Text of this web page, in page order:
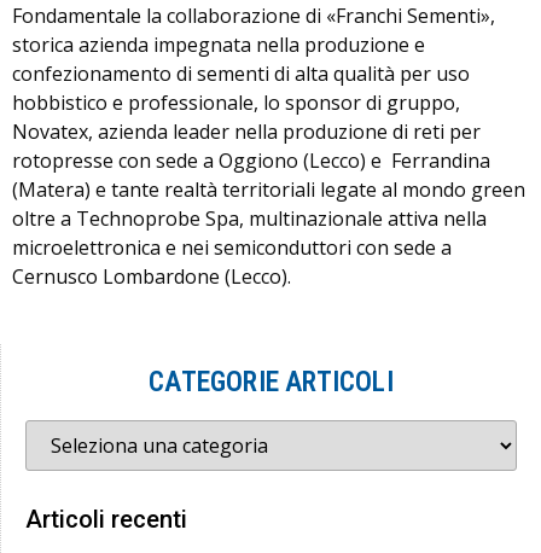
Fondamentale la collaborazione di «Franchi Sementi»,
storica azienda impegnata nella produzione e
confezionamento di sementi di alta qualità per uso
hobbistico e professionale, lo sponsor di gruppo,
Novatex, azienda leader nella produzione di reti per
rotopresse con sede a Oggiono (Lecco) e Ferrandina
(Matera) e tante realtà territoriali legate al mondo green
oltre a Technoprobe Spa, multinazionale attiva nella
microelettronica e nei semiconduttori con sede a
Cernusco Lombardone (Lecco).
CATEGORIE ARTICOLI
Articoli recenti